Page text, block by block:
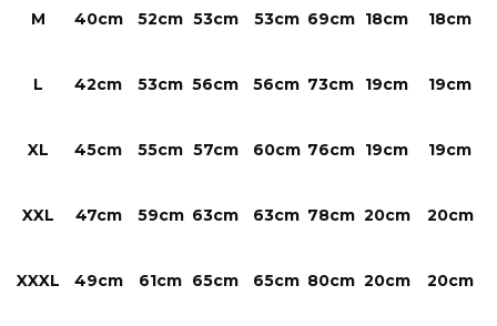
M 40cm 52cm 53cm 53cm 69cm 18cm 18cm
L 42cm 53cm 56cm 56cm 73cm 19cm 19cm
XL 45cm 55cm 57cm 60cm 76cm 19cm 19cm
XXL 47cm 59cm 63cm 63cm 78cm 20cm 20cm
XXXL 49cm 61cm 65cm 65cm 80cm 20cm 20cm